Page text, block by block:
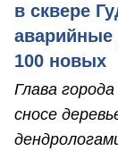
в сквере
аварийные
100 новых
Глава
сносе